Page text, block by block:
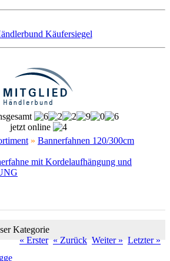
jetzt online
» Bannerfahnen 120/300cm
mit Kordelaufhängung und
Kategorie
« Erster « Zurück Weiter » Letzter »